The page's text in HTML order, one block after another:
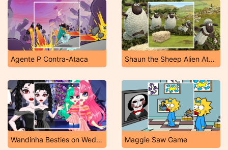
Agente P Contra-Ataca Shaun the Sheep Alien Athletics
Wandinha Besties on Wednesday Maggie Saw Game